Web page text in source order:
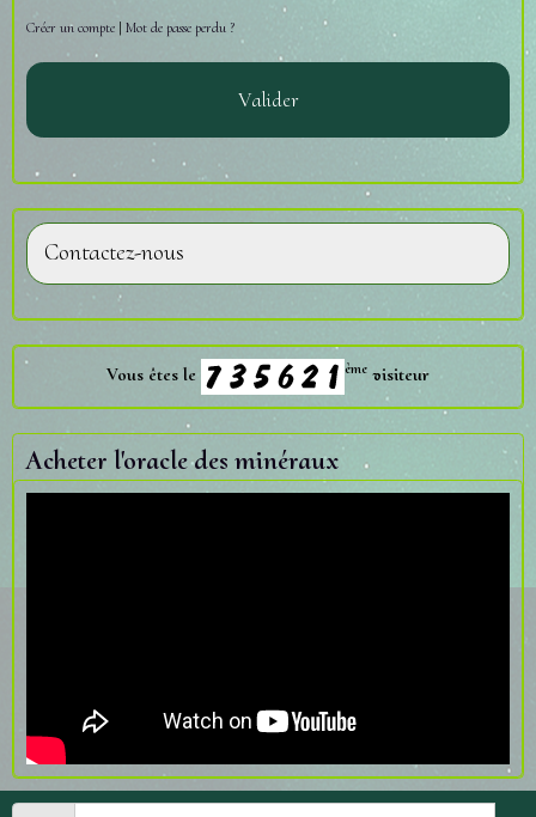
Créer un compte | Mot de passe perdu ?
Valider
Contactez-nous
Vous êtes le ème visiteur
Acheter l'oracle des minéraux